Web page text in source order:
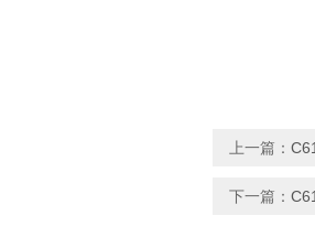
上一篇：
下一篇：